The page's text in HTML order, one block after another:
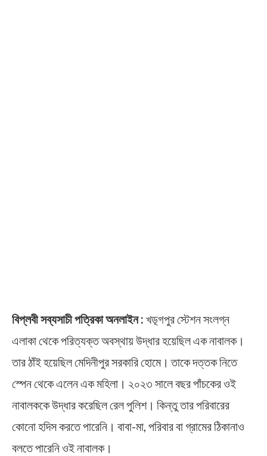
বিপ্লবী সব্যসাচী পত্রিকা অনলাইন : খড়্গপুর স্টেশন সংলগ্ন
এলাকা থেকে পরিত্যক্ত অবস্থায় উদ্ধার হয়েছিল এক নাবালক।
তার ঠাঁই হয়েছিল মেদিনীপুর সরকারি হোমে। তাকে দত্তক নিতে
স্পেন থেকে এলেন এক মহিলা। ২০২৩ সালে বছর পাঁচকের ওই
নাবালককে উদ্ধার করেছিল রেল পুলিশ। কিন্তু তার পরিবারের
কোনো হদিস করতে পারেনি। বাবা-মা, পরিবার বা গ্রামের ঠিকানাও
বলতে পারেনি ওই নাবালক।